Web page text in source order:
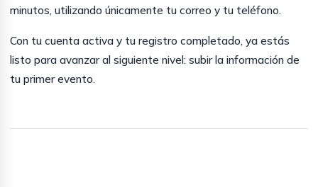
minutos, utilizando únicamente tu correo y tu teléfono.
Con tu cuenta activa y tu registro completado, ya estás
listo para avanzar al siguiente nivel: subir la información de
tu primer evento.